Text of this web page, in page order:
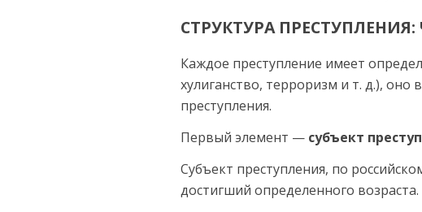
СТРУКТУРА
Каждое преступление имеет
хулиган­ство, терроризм и т. д.), оно
преступления.
Первый элемент — субъект
Субъект преступления, по
достигший определенного